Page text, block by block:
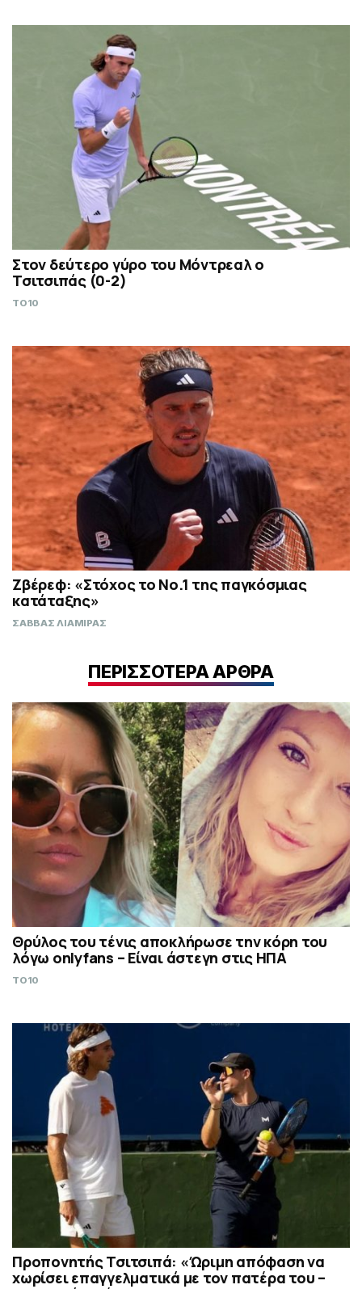
Στον δεύτερο γύρο του Μόντρεαλ ο
Τσιτσιπάς (0-2)
TO10
Ζβέρεφ: «Στόχος το Νο.1 της παγκόσμιας
κατάταξης»
ΣΑΒΒΑΣ ΛΙΑΜΙΡΑΣ
ΠΕΡΙΣΣΟΤΕΡΑ ΑΡΘΡΑ
Θρύλος του τένις αποκλήρωσε την κόρη του
λόγω onlyfans – Είναι άστεγη στις ΗΠΑ
TO10
Προπονητής Τσιτσιπά: «Ώριμη απόφαση να
χωρίσει επαγγελματικά με τον πατέρα του –